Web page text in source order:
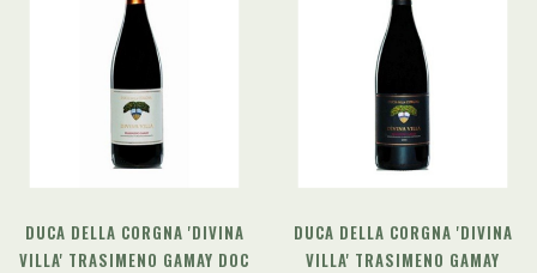
DUCA DELLA CORGNA 'DIVINA
VILLA' TRASIMENO GAMAY DOC
DUCA DELLA CORGNA 'DIVINA
VILLA' TRASIMENO GAMAY